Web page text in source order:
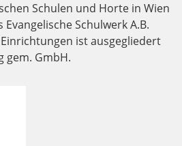
Schulen und Horte in Wien
Schulwerk A.B.
ist ausgegliedert
gem. GmbH.